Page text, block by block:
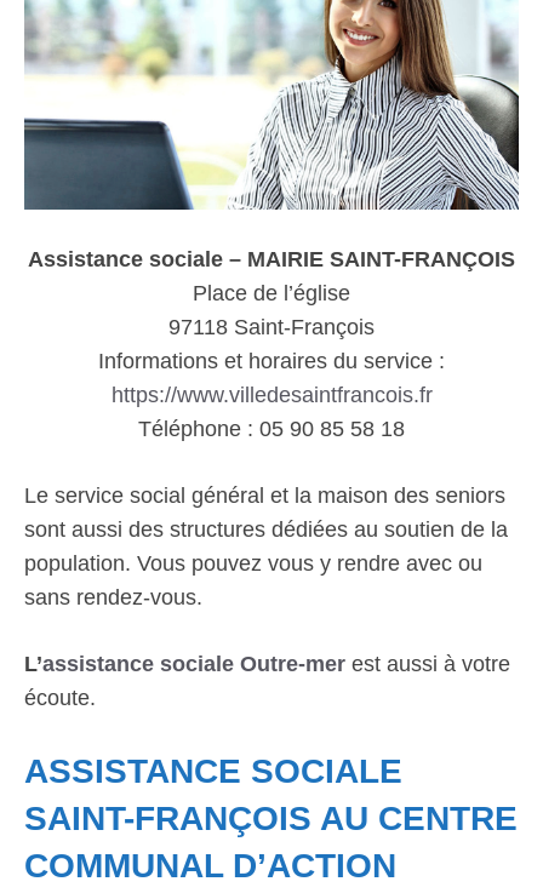
Assistance sociale – MAIRIE SAINT-FRANÇOIS
Place de l’église
97118 Saint-François
Informations et horaires du service :
https://www.villedesaintfrancois.fr
Téléphone : 05 90 85 58 18
Le service social général et la maison des seniors
sont aussi des structures dédiées au soutien de la
population. Vous pouvez vous y rendre avec ou
sans rendez-vous.
L’assistance sociale Outre-mer est aussi à votre
écoute.
ASSISTANCE SOCIALE
SAINT-FRANÇOIS AU CENTRE
COMMUNAL D’ACTION